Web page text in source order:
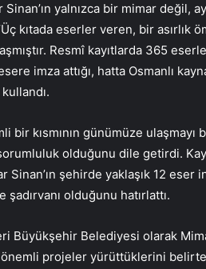
Sinan’ın yalnızca bir mimar değil,
kıtada eserler veren, bir asırlık
Resmî kayıtlarda 365
imza attığı, hatta Osmanlı
bir kısmının günümüze ulaşmayı
olduğunu dile getirdi.
Sinan’ın şehirde yaklaşık 12
şadırvanı olduğunu hatırlattı.
Büyükşehir Belediyesi olarak
projeler yürüttüklerini